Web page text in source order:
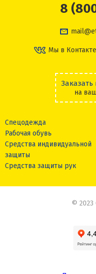
8
Мы в Контакте
на
Спецодежда
Рабочая обувь
Средства индивидуальной
защиты
Средства защиты рук
© 2023